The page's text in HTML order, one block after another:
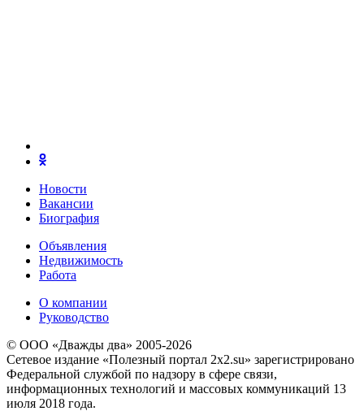
Новости
Вакансии
Биография
Объявления
Недвижимость
Работа
О компании
Руководство
© ООО «Дважды два» 2005-2026
Сетевое издание «Полезный портал 2x2.su» зарегистрировано
Федеральной службой по надзору в сфере связи,
информационных технологий и массовых коммуникаций 13
июля 2018 года.